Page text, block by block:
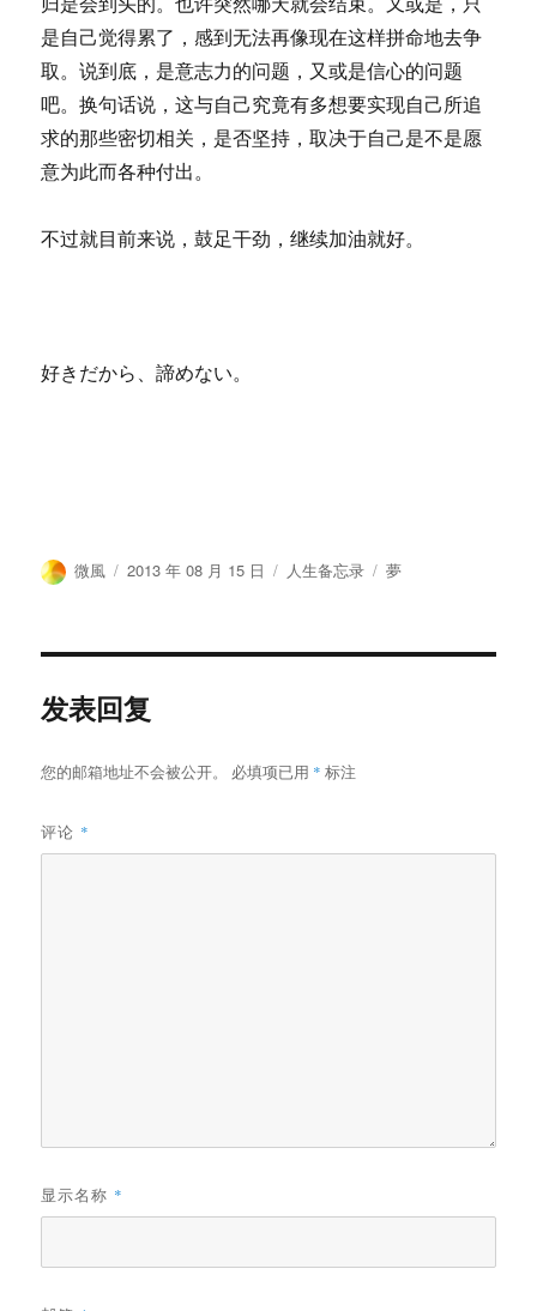
是自己觉得累了，感到无法再像现在这样拼命地去争
取。说到底，是意志力的问题，又或是信心的问题
吧。换句话说，这与自己究竟有多想要实现自己所追
求的那些密切相关，是否坚持，取决于自己是不是愿
意为此而各种付出。
不过就目前来说，鼓足干劲，继续加油就好。
好きだから、諦めない。
作
微風
发
2013 年 08 月 15 日
分
人生备忘录
标
夢
发表回复
您的邮箱地址不会被公开。 必填项已用 * 标注
评论 *
显示名称 *